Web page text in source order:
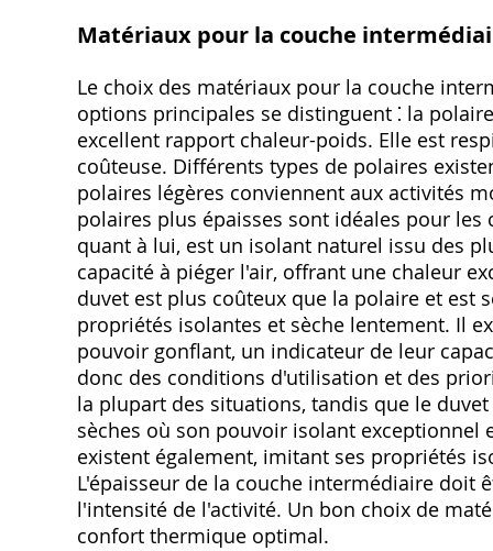
Matériaux pour la couche
Le choix des matériaux pour la couche
options principales se distinguent ⁚ la
excellent rapport chaleur-poids. Elle est
coûteuse. Différents types de polaires
polaires légères conviennent aux activités
polaires plus épaisses sont idéales pour
quant à lui, est un isolant naturel issu des
capacité à piéger l'air, offrant une chaleur
duvet est plus coûteux que la polaire et est
propriétés isolantes et sèche lentement. Il
pouvoir gonflant, un indicateur de leur
donc des conditions d'utilisation et des
la plupart des situations, tandis que le
sèches où son pouvoir isolant
existent également, imitant ses propriétés
L'épaisseur de la couche intermédiaire doit
l'intensité de l'activité. Un bon choix de
confort thermique optimal.